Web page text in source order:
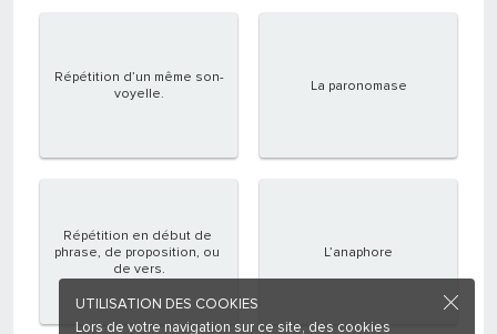
Répétition d’un même son-
voyelle.
Répétition en début de
phrase, de proposition, ou
de vers.
La paronomase
L’anaphore
UTILISATION DES COOKIES
Lors de votre navigation sur ce site, des cookies